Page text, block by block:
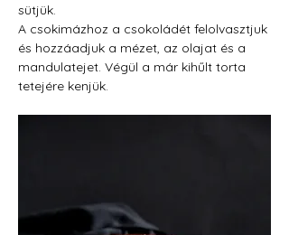
sütjük.
A csokimázhoz a csokoládét felolvasztjuk
és hozzáadjuk a mézet, az olajat és a
mandulatejet. Végül a már kihűlt torta
tetejére kenjük.